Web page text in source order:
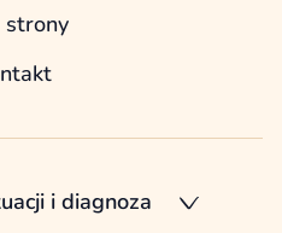
strony
i diagnoza